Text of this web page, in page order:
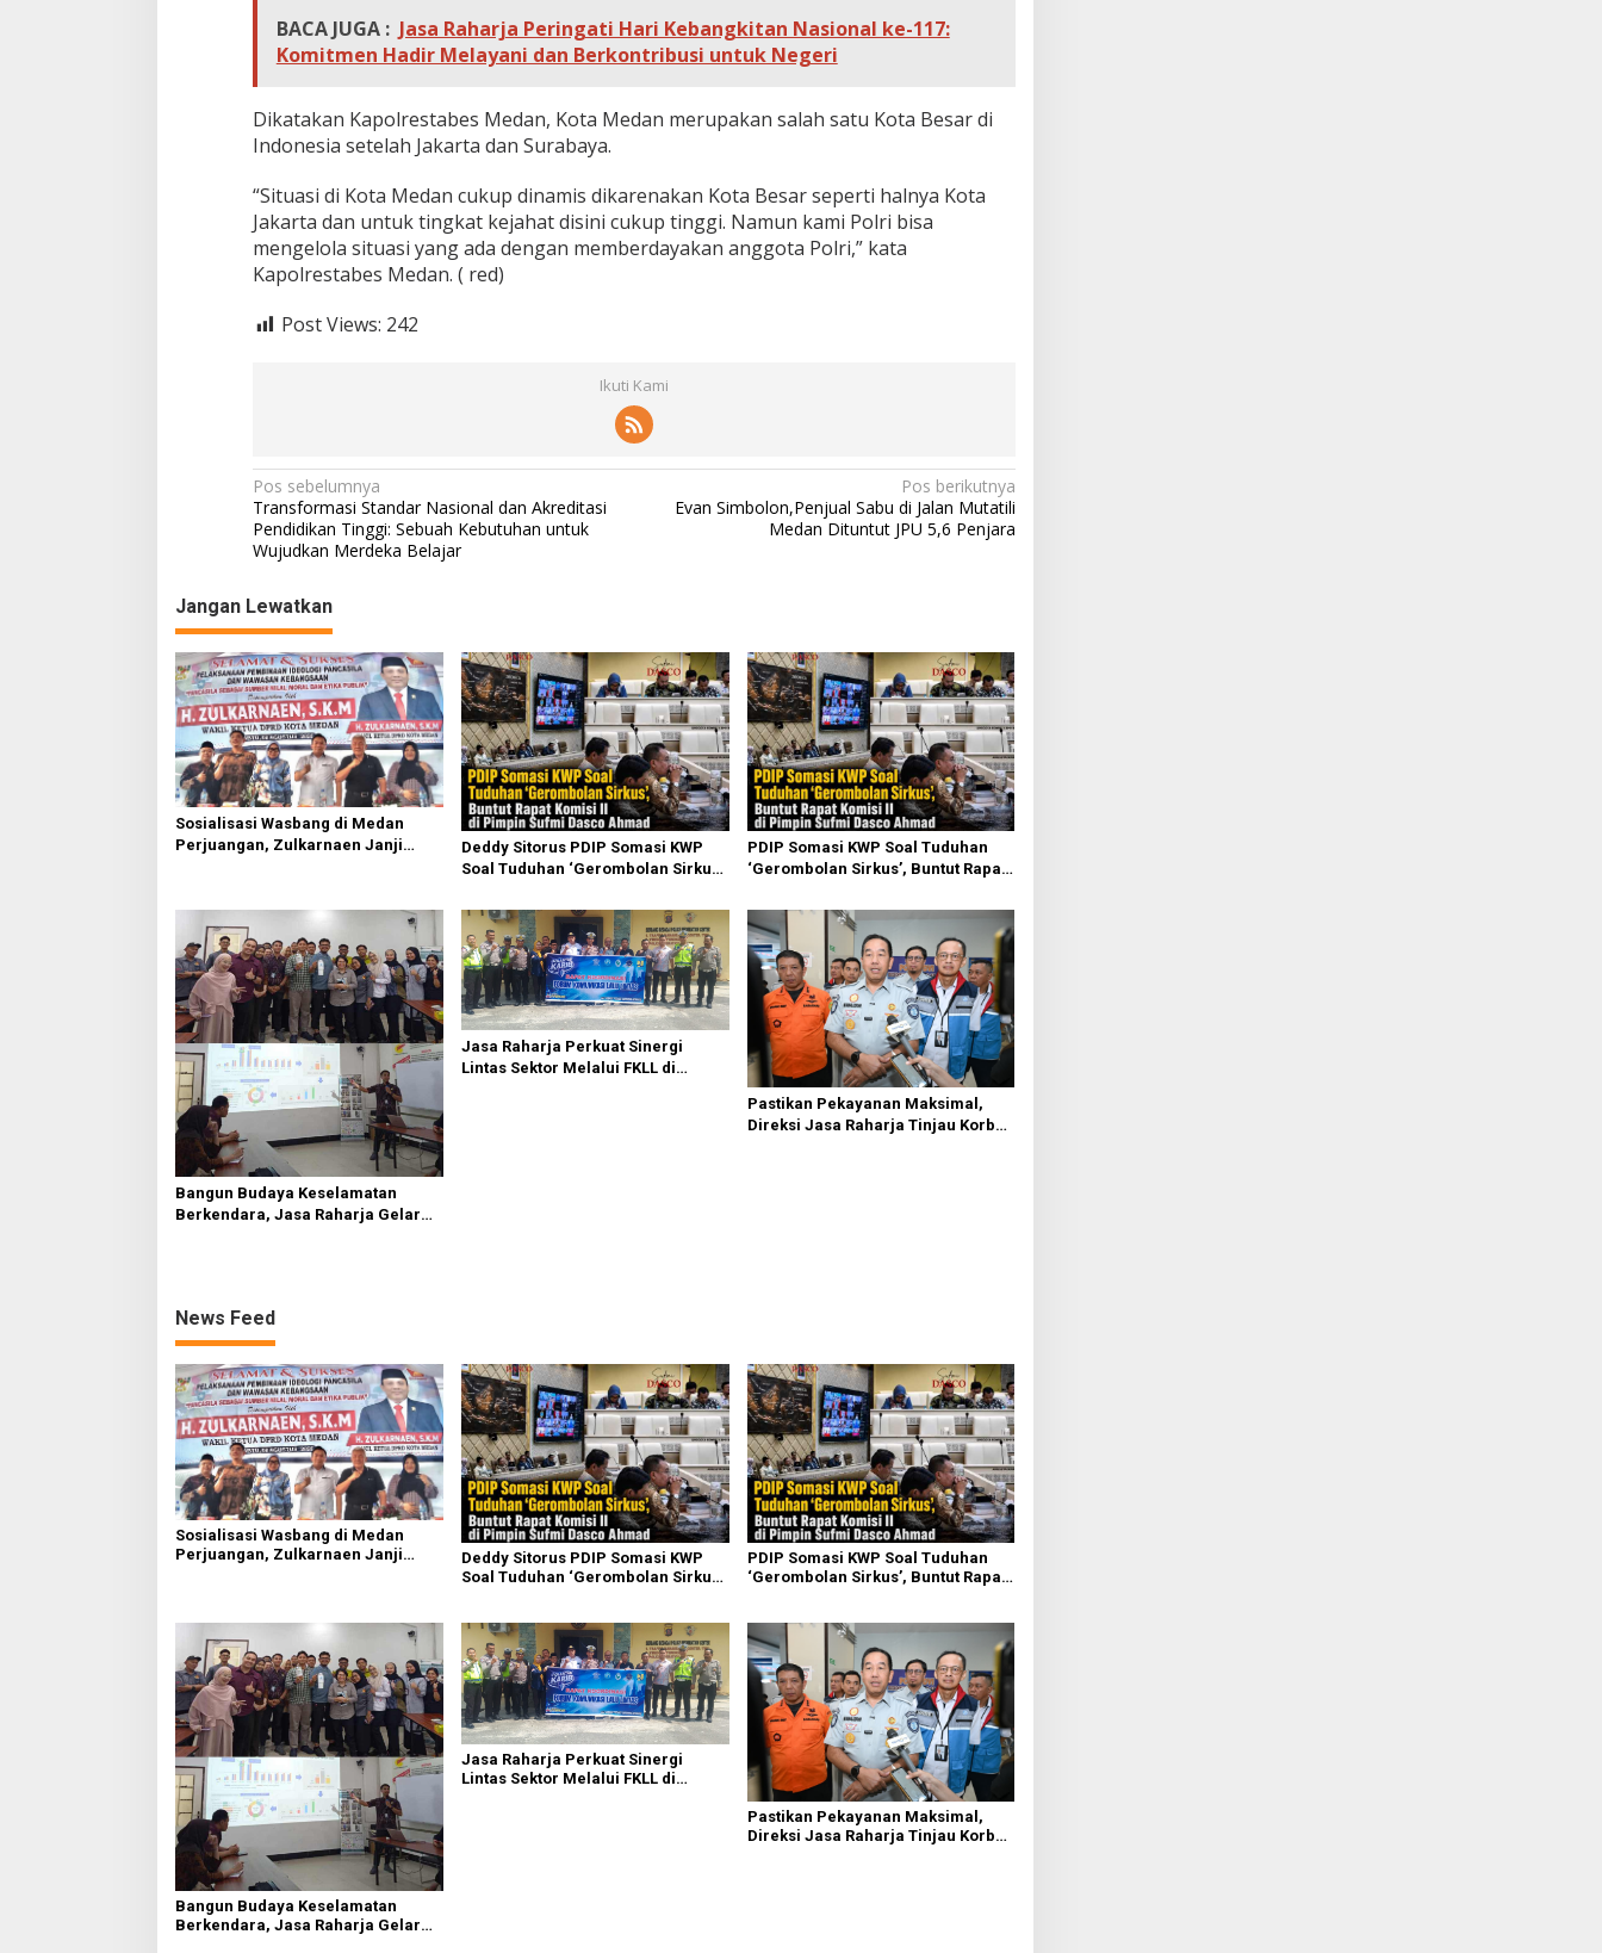
BACA JUGA : Jasa Raharja Peringati Hari Kebangkitan Nasional ke-117:
Komitmen Hadir Melayani dan Berkontribusi untuk Negeri
Dikatakan Kapolrestabes Medan, Kota Medan merupakan salah satu Kota Besar di
Indonesia setelah Jakarta dan Surabaya.
“Situasi di Kota Medan cukup dinamis dikarenakan Kota Besar seperti halnya Kota
Jakarta dan untuk tingkat kejahat disini cukup tinggi. Namun kami Polri bisa
mengelola situasi yang ada dengan memberdayakan anggota Polri,” kata
Kapolrestabes Medan. ( red)
Post Views: 242
Ikuti Kami
N
a
v
g
a
s
i
p
o
s
Pos sebelumnya
Transformasi Standar Nasional dan Akreditasi
Pendidikan Tinggi: Sebuah Kebutuhan untuk
Wujudkan Merdeka Belajar
Pos berikutnya
Evan Simbolon,Penjual Sabu di Jalan Mutatili
Medan Dituntut JPU 5,6 Penjara
Jangan Lewatkan
Sosialisasi Wasbang di Medan
Perjuangan, Zulkarnaen Janji
Deddy Sitorus PDIP Somasi KWP
Soal Tuduhan ‘Gerombolan Sirkus’,
Sufmi Dasco Ahmad
PDIP Somasi KWP Soal Tuduhan
‘Gerombolan Sirkus’, Buntut Rapat
Ahmad
Bangun Budaya Keselamatan
Berkendara, Jasa Raharja Gelar
Jasa Raharja Perkuat Sinergi
Lintas Sektor Melalui FKLL di
Pastikan Pekayanan Maksimal,
Direksi Jasa Raharja Tinjau Korban
News Feed
Sosialisasi Wasbang di Medan
Perjuangan, Zulkarnaen Janji
Deddy Sitorus PDIP Somasi KWP
Soal Tuduhan ‘Gerombolan Sirkus’,
PDIP Somasi KWP Soal Tuduhan
‘Gerombolan Sirkus’, Buntut Rapat
Bangun Budaya Keselamatan
Berkendara, Jasa Raharja Gelar
Jasa Raharja Perkuat Sinergi
Lintas Sektor Melalui FKLL di
Pastikan Pekayanan Maksimal,
Direksi Jasa Raharja Tinjau Korban